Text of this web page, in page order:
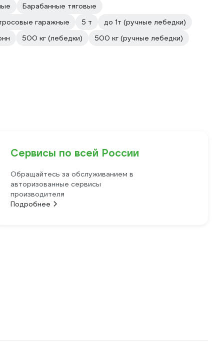
Барабанные тяговые
гаражные
5 т
до 1т (ручные лебедки)
500 кг (лебедки) 500 кг (ручные лебедки)
Сервисы по всей России
Обращайтесь за обслуживанием в
авторизованные сервисы
производителя
Подробнее